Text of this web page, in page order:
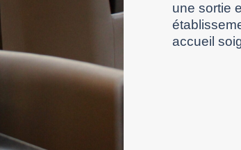
une sortie
accueil